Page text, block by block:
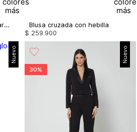
Pantalon tiro alto con amarre en bota
Blusa cruzada con hebilla
$ 259 900
Nuevo Nuevo
30%